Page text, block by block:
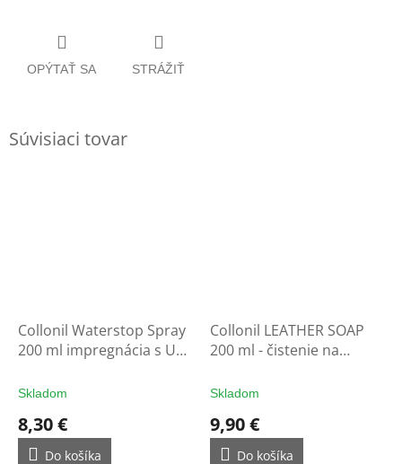
OPÝTAŤ SA STRÁŽIŤ
Súvisiaci tovar
Collonil Waterstop Spray
200 ml impregnácia s UV
rukavice
Skladom
8,30 €
Do košíka
Collonil LEATHER SOAP
200 ml - čistenie na
Skladom
9,90 €
Do košíka